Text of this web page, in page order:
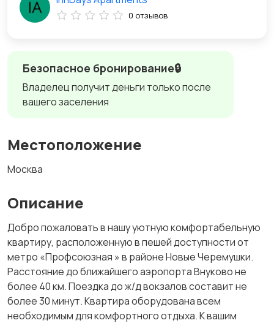
Безопасное бронирование🔒
Владелец получит деньги только после
вашего заселения
Местоположение
Москва
Описание
Добро пожаловать в нашу уютную комфортабельную
квартиру, расположенную в пешей доступности от
метро «Профсоюзная » в районе Новые Черемушки.
Расстояние до ближайшего аэропорта Внуково не
более 40 км. Поездка до ж/д вокзалов составит не
более 30 минут. Квартира оборудована всем
необходимым для комфортного отдыха. К вашим
0 отзывов